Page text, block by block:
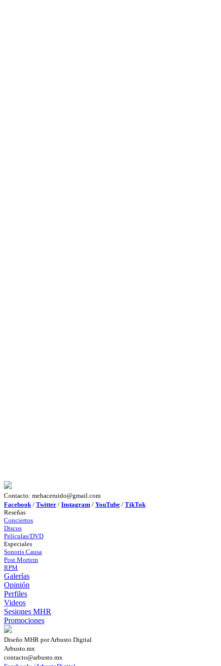
Contacto: mehaceruido@gmail.com
Facebook / Twitter / Instagram / YouTube / TikTok
Reseñas
Conciertos
Discos
Películas/DVD
Especiales
Sonoris Causa
Post Mortem
RPM
Galerías
Opinión
Perfiles
Videos
Sesiones MHR
Promociones
Diseño MHR por Arbusto Digital
Arbusto.mx
contacto@arbusto.mx